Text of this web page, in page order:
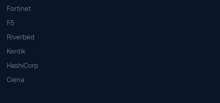
Fortinet
F5
Riverbed
Kentik
HashiCorp
Ciena